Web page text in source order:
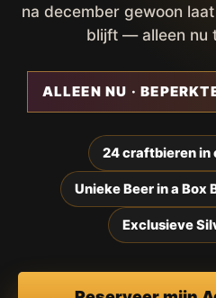
na december gewoon
blijft — alleen nu
ALLEEN NU ·
24 craftbieren in
Unieke Beer in a Box
Exclusieve